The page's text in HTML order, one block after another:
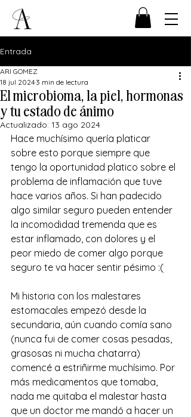
Entrada
El microbioma, la piel, hormonas
y tu estado de ánimo
ARI GOMEZ
18 jul 2024 3 min de lectura
Actualizado: 13 ago 2024
Hace muchísimo quería platicar
sobre esto porque siempre que
tengo la oportunidad platico sobre el
problema de inflamación que tuve
hace varios años. Si han padecido
algo similar seguro pueden entender
la incomodidad tremenda que es
estar inflamado, con dolores y el
peor miedo de comer algo porque
seguro te va hacer sentir pésimo :(
Mi historia con los malestares
estomacales empezó desde la
secundaria, aún cuando comía sano
(nunca fui de comer cosas pesadas,
grasosas ni mucha chatarra)
comencé a estriñirme muchísimo. Por
más medicamentos que tomaba,
nada me quitaba el malestar hasta
que un doctor me mandó a hacer un